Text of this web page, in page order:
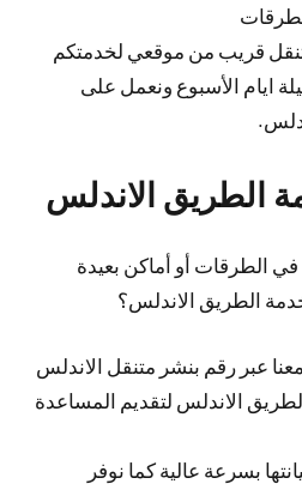
قريب من موقعي لخدمتكم
وطيلة ايام الأسبوع ونعمل على
الطريق الاندلس
الطرقات أو أماكن بعيدة
الطريق الاندلس؟
عبر رقم بنشر متنقل الاندلس
الاندلس لتقديم المساعدة
بسرعة عالية كما نوفر